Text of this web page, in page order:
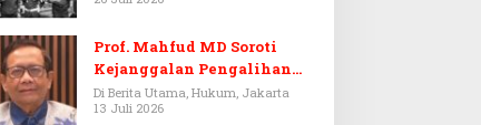
Prof. Mahfud MD Soroti
Kejanggalan Pengalihan
Penyelidikan Tersangka
Febrie Adriansyah
Di Berita Utama, Hukum, Jakarta
13 Juli 2026